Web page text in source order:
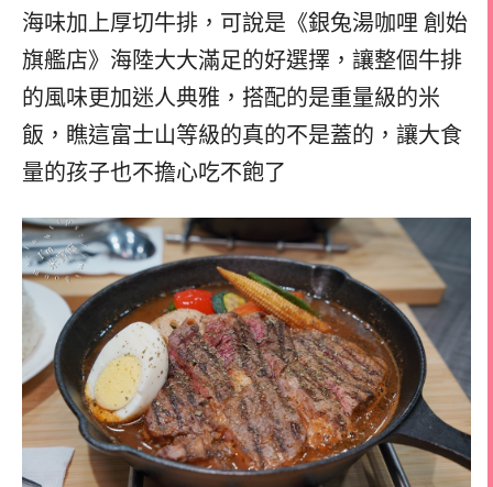
海味加上厚切牛排，可說是《銀兔湯咖哩 創始
旗艦店》海陸大大滿足的好選擇，讓整個牛排
的風味更加迷人典雅，搭配的是重量級的米
飯，瞧這富士山等級的真的不是蓋的，讓大食
量的孩子也不擔心吃不飽了